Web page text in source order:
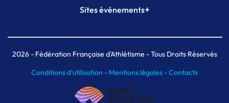
Plateforme Formation
Sites événements+
Meeting de Paris indoor
MAIF Ekiden de Paris
2026- Fédération Française d'Athlétisme - Tous Droits Réservés
Conditions d'utilisation - Mentions légales -Contacts